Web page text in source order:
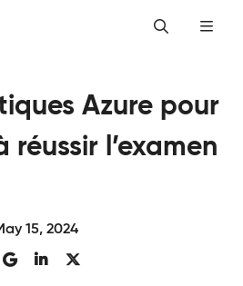
Azure pour
réussir l’examen
15, 2024